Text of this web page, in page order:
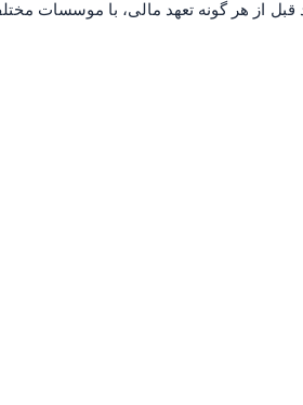
از هر گونه تعهد مالی، با موسسات